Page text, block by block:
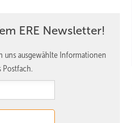
ERE Newsletter!
uns ausgewählte Informationen
Postfach.